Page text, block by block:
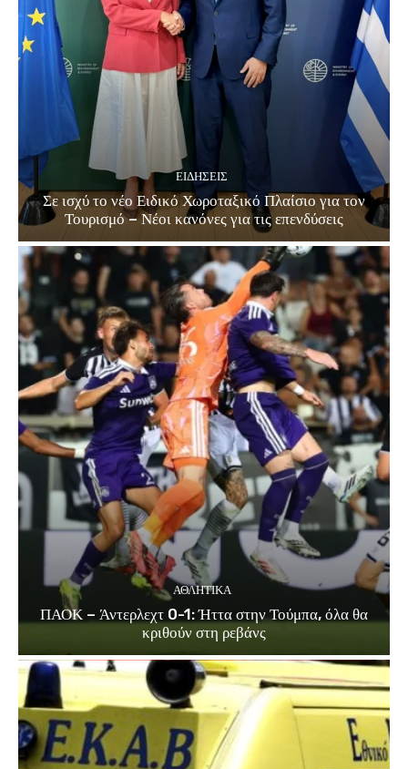
ΕΙΔΗΣΕΙΣ
Σε ισχύ το νέο Ειδικό Χωροταξικό Πλαίσιο για τον
Τουρισμό – Νέοι κανόνες για τις επενδύσεις
ΑΘΛΗΤΙΚΑ
ΠΑΟΚ – Άντερλεχτ 0-1: Ήττα στην Τούμπα, όλα θα
κριθούν στη ρεβάνς